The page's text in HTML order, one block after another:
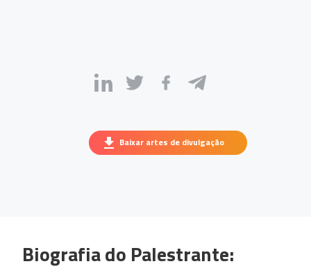
Baixar artes de divulgação
Biografia do Palestrante: